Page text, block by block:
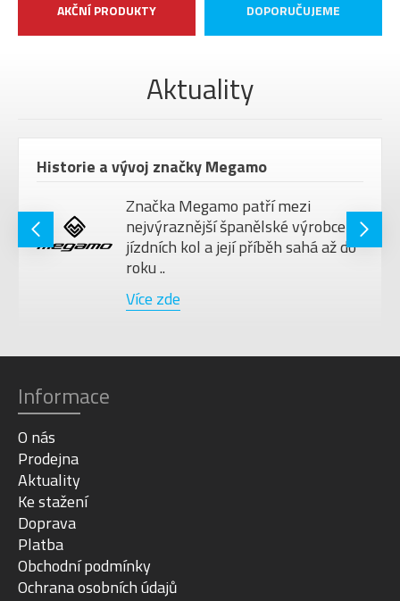
AKČNÍ PRODUKTY DOPORUČUJEME
Aktuality
Historie a vývoj značky Megamo
Značka Megamo patří mezi
nejvýraznější španělské výrobce
jízdních kol a její příběh sahá až do
roku ..
Více zde
Informace
O nás
Prodejna
Aktuality
Ke stažení
Doprava
Platba
Obchodní podmínky
Ochrana osobních údajů